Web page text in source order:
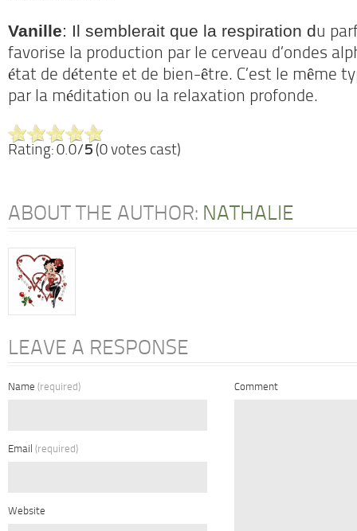
Vanille: Il semblerait que la respiration du
favorise la production par le cerveau d’ondes
état de détente et de bien-être. C’est le même
par la méditation ou la relaxation profonde.
Rating: 0.0/5 (0 votes cast)
ABOUT THE AUTHOR: NATHALIE
LEAVE A RESPONSE
Name (required)
Email (required)
Website
Comment